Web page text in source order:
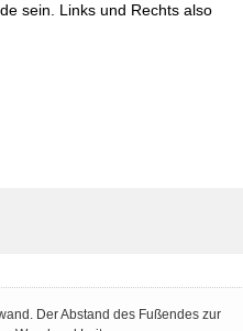
sein. Links und Rechts also
Der Abstand des Fußendes zur